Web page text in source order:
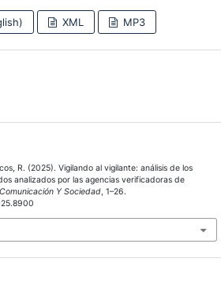
XML MP3
R. (2025). Vigilando al vigilante: análisis de los
analizados por las agencias verificadoras de
Comunicación Y Sociedad, 1–26.